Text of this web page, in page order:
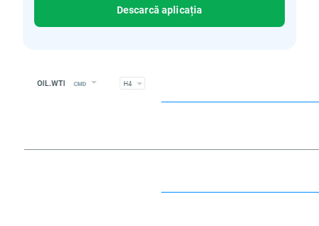
Descarcă aplicația